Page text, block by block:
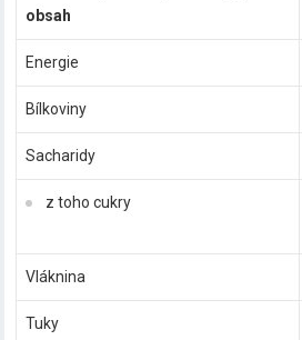
obsah
Energie
Bílkoviny
Sacharidy
z toho cukry
Vláknina
Tuky